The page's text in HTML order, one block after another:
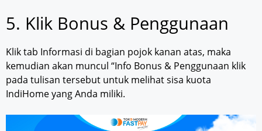
5. Klik Bonus & Penggunaan
Klik tab Informasi di bagian pojok kanan atas, maka
kemudian akan muncul “Info Bonus & Penggunaan klik
pada tulisan tersebut untuk melihat sisa kuota
IndiHome yang Anda miliki.